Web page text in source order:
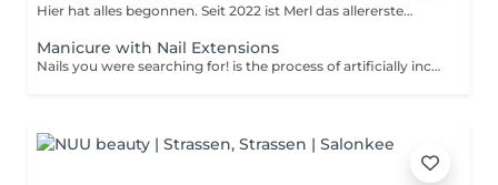
Hier hat alles begonnen. Seit 2022 ist Merl das allererste
Manicure with Nail Extensions
Nails you were searching for! is the process of artificially increasing the length of the nail using polygel material in order to correct the defects of the natural nail delamination and weakness of the nail plate. Our masters do edged, hardware, or combined manicure. How is polygel extension done? - removal of old semi-permanent (if needed) - rough skin is removed - the shape of the nail plate is corrected - the cuticle and side ridges are corrected - polygel is applied - semi-permanent nail polish is applied - cuticle oil and hand cream are applied Age restrictions: recommended to do from 16 years. Post procedure recommendations: there are no post recommendations for this procedure. Frequency: once in 3 weeks.